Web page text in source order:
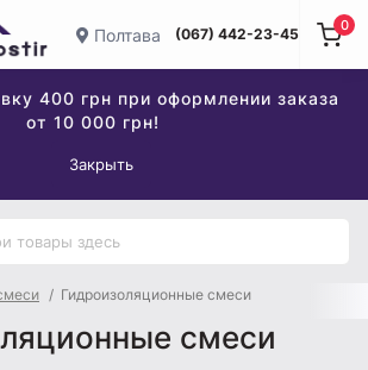
Полтава (067) 442-23-45
400 грн при оформлении заказа
от 10 000 грн!
Закрыть
0
Гидроизоляционные смеси
смеси